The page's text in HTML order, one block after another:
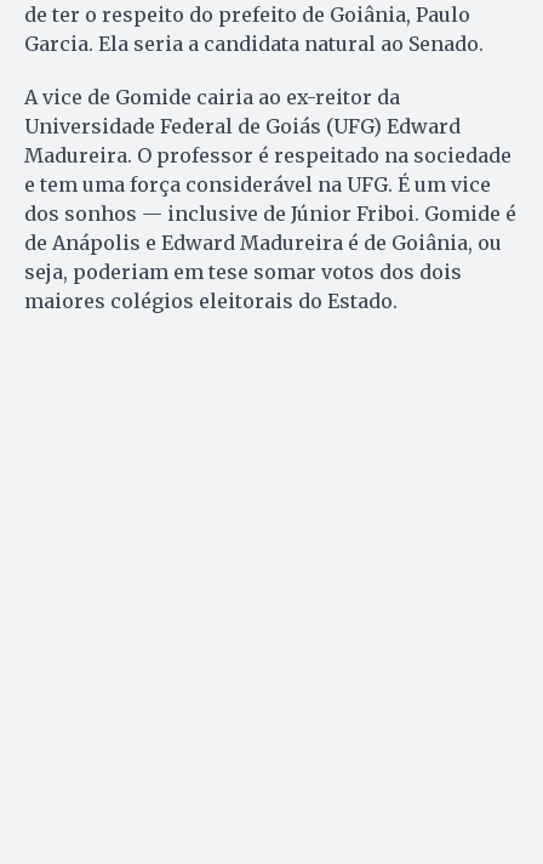
de ter o respeito do prefeito de Goiânia, Paulo
Garcia. Ela seria a candidata natural ao Senado.
A vice de Gomide cairia ao ex-reitor da
Universidade Federal de Goiás (UFG) Edward
Madureira. O professor é respeitado na sociedade
e tem uma força considerável na UFG. É um vice
dos sonhos — inclusive de Júnior Friboi. Gomide é
de Anápolis e Edward Madureira é de Goiânia, ou
seja, poderiam em tese somar votos dos dois
maiores colégios eleitorais do Estado.